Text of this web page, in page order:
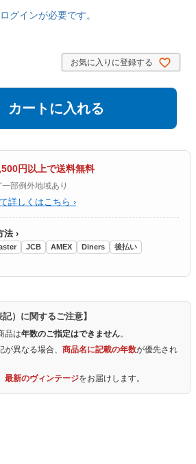
グインが必要です。
お気に入りに登録する
カートに入れる
円以上で送料無料
部例外地域あり
詳しくはこちら ›
法 ›
JCB AMEX Diners
後払い
）に関するご注意】
品は年数のご指定はできません。
異なる場合、 商品名に記載の年数が優先され
最新のヴィンテージをお届けします。